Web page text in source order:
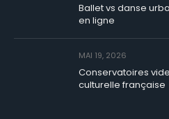
Ballet vs danse
en ligne
MAI 19, 2026
Conservatoires
culturelle française